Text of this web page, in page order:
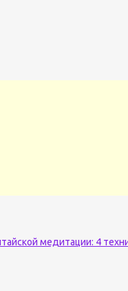
медитации: 4